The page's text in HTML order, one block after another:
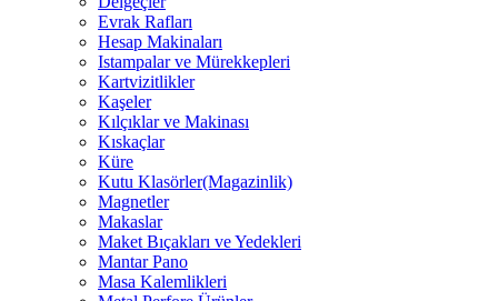
Evrak Rafları
Hesap Makinaları
Istampalar ve Mürekkepleri
Kartvizitlikler
Kaşeler
Kılçıklar ve Makinası
Kıskaçlar
Küre
Kutu Klasörler(Magazinlik)
Magnetler
Makaslar
Maket Bıçakları ve Yedekleri
Mantar Pano
Masa Kalemlikleri